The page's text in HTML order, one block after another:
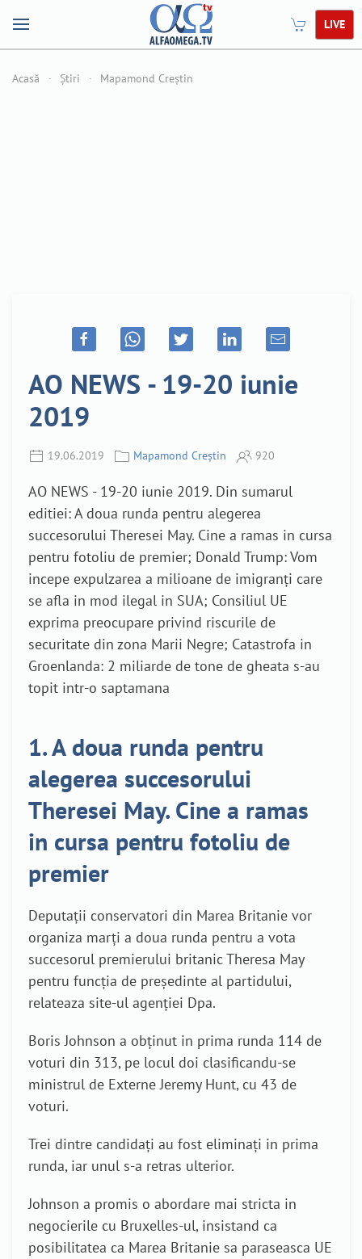
LIVE
Acasă Știri Mapamond Creștin
AO NEWS - 19-20 iunie
2019
19.06.2019 Mapamond Creștin 920
AO NEWS - 19-20 iunie 2019. Din sumarul
editiei: A doua runda pentru alegerea
succesorului Theresei May. Cine a ramas in cursa
pentru fotoliu de premier; Donald Trump: Vom
incepe expulzarea a milioane de imigranţi care
se afla in mod ilegal in SUA; Consiliul UE
exprima preocupare privind riscurile de
securitate din zona Marii Negre; Catastrofa in
Groenlanda: 2 miliarde de tone de gheata s-au
topit intr-o saptamana
1. A doua runda pentru
alegerea succesorului
Theresei May. Cine a ramas
in cursa pentru fotoliu de
premier
Deputaţii conservatori din Marea Britanie vor
organiza marţi a doua runda pentru a vota
succesorul premierului britanic Theresa May
pentru funcţia de preşedinte al partidului,
relateaza site-ul agenţiei Dpa.
Boris Johnson a obţinut in prima runda 114 de
voturi din 313, pe locul doi clasificandu-se
ministrul de Externe Jeremy Hunt, cu 43 de
voturi.
Trei dintre candidaţi au fost eliminaţi in prima
runda, iar unul s-a retras ulterior.
Johnson a promis o abordare mai stricta in
negocierile cu Bruxelles-ul, insistand ca
posibilitatea ca Marea Britanie sa paraseasca UE